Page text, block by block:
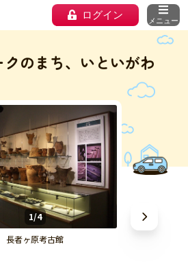
ログイン メニュー
のまち、いといがわ
1/4
長者ヶ原考古館